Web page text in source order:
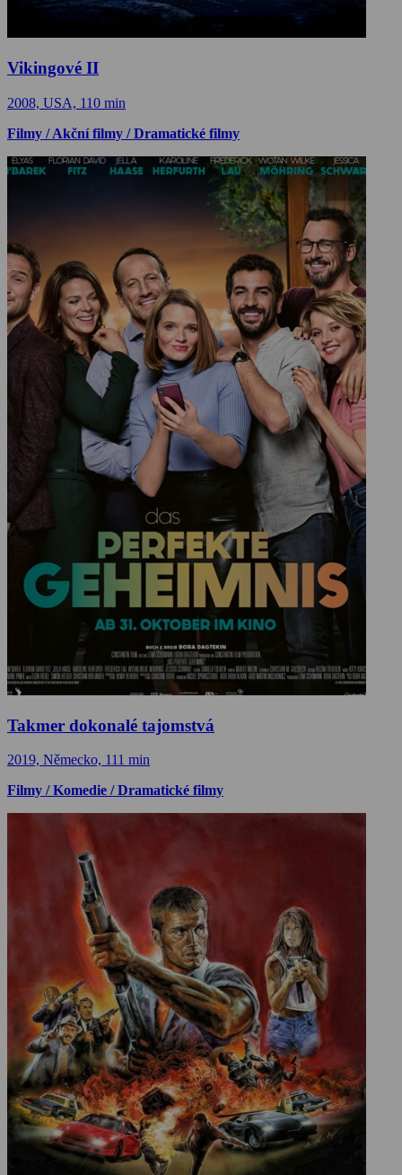
Vikingové II
2008, USA, 110 min
Filmy / Akční filmy / Dramatické filmy
Takmer dokonalé tajomstvá
2019, Německo, 111 min
Filmy / Komedie / Dramatické filmy